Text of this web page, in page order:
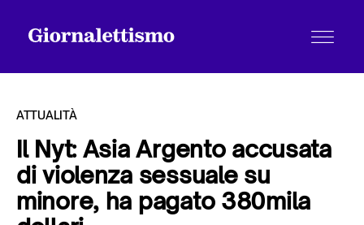
Tutti gli articoli
ATTUALITÀ
Il Nyt: Asia Argento accusata
di violenza sessuale su
minore, ha pagato 380mila